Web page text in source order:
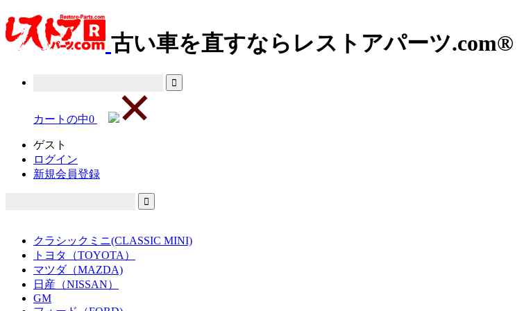
古い車を直すならレストアパーツ
カートの中0
ゲスト
ログイン
新規会員登録
クラシックミニ(CLASSIC MINI)
トヨタ（TOYOTA）
マツダ（MAZDA)
日産（NISSAN）
GM